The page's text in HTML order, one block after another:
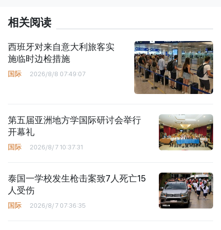
相关阅读
西班牙对来自意大利旅客实
施临时边检措施
国际 2026/8/8 07:49:07
第五届亚洲地方学国际研讨会举行
开幕礼
国际 2026/8/7 10:37:31
泰国一学校发生枪击案致7人死亡15
人受伤
国际 2026/8/7 07:36:35